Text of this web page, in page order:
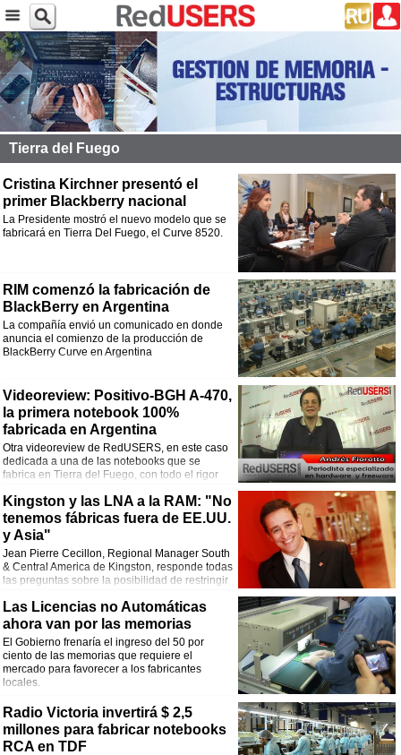
Tierra del Fuego
Cristina Kirchner presentó el
primer Blackberry nacional
La Presidente mostró el nuevo modelo que se
fabricará en Tierra Del Fuego, el Curve 8520.
RIM comenzó la fabricación de
BlackBerry en Argentina
La compañía envió un comunicado en donde
anuncia el comienzo de la producción de
BlackBerry Curve en Argentina
Videoreview: Positivo-BGH A-470,
la primera notebook 100%
fabricada en Argentina
Otra videoreview de RedUSERS, en este caso
dedicada a una de las notebooks que se
fabrica en Tierra del Fuego, con todo el rigor
Kingston y las LNA a la RAM: "No
tenemos fábricas fuera de EE.UU.
y Asia"
Jean Pierre Cecillon, Regional Manager South
& Central America de Kingston, responde todas
las preguntas sobre la posibilidad de restringir
Las Licencias no Automáticas
ahora van por las memorias
El Gobierno frenaría el ingreso del 50 por
ciento de las memorias que requiere el
mercado para favorecer a los fabricantes
locales.
Radio Victoria invertirá $ 2,5
millones para fabricar notebooks
RCA en TDF